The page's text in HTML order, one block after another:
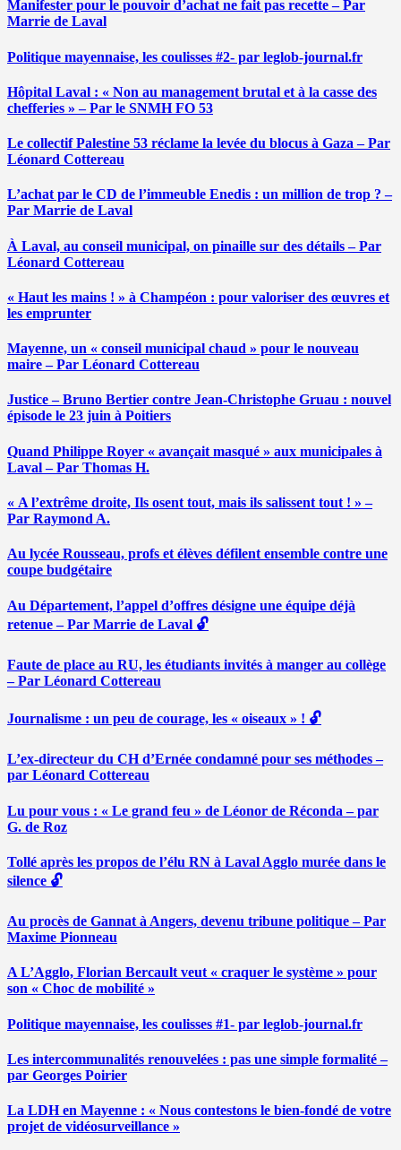
Manifester pour le pouvoir d’achat ne fait pas recette – Par
Marrie de Laval
Politique mayennaise, les coulisses #2- par leglob-journal.fr
Hôpital Laval : « Non au management brutal et à la casse des
chefferies » – Par le SNMH FO 53
Le collectif Palestine 53 réclame la levée du blocus à Gaza – Par
Léonard Cottereau
L’achat par le CD de l’immeuble Enedis : un million de trop ? –
Par Marrie de Laval
À Laval, au conseil municipal, on pinaille sur des détails – Par
Léonard Cottereau
« Haut les mains ! » à Champéon : pour valoriser des œuvres et
les emprunter
Mayenne, un « conseil municipal chaud » pour le nouveau
maire – Par Léonard Cottereau
Justice – Bruno Bertier contre Jean-Christophe Gruau : nouvel
épisode le 23 juin à Poitiers
Quand Philippe Royer « avançait masqué » aux municipales à
Laval – Par Thomas H.
« A l’extrême droite, Ils osent tout, mais ils salissent tout ! » –
Par Raymond A.
Au lycée Rousseau, profs et élèves défilent ensemble contre une
coupe budgétaire
Au Département, l’appel d’offres désigne une équipe déjà
retenue – Par Marrie de Laval 🔓
Faute de place au RU, les étudiants invités à manger au collège
– Par Léonard Cottereau
Journalisme : un peu de courage, les « oiseaux » ! 🔓
L’ex-directeur du CH d’Ernée condamné pour ses méthodes –
par Léonard Cottereau
Lu pour vous : « Le grand feu » de Léonor de Réconda – par
G. de Roz
Tollé après les propos de l’élu RN à Laval Agglo murée dans le
silence 🔓
Au procès de Gannat à Angers, devenu tribune politique – Par
Maxime Pionneau
A L’Agglo, Florian Bercault veut « craquer le système » pour
son « Choc de mobilité »
Politique mayennaise, les coulisses #1- par leglob-journal.fr
Les intercommunalités renouvelées : pas une simple formalité –
par Georges Poirier
La LDH en Mayenne : « Nous contestons le bien-fondé de votre
projet de vidéosurveillance »